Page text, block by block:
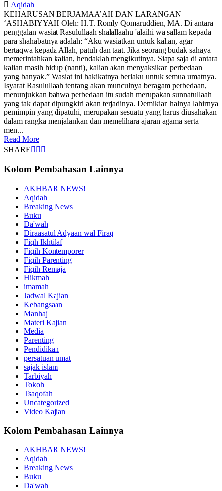
Aqidah
KEHARUSAN BERJAMAA’AH DAN LARANGAN
‘ASHABIYYAH Oleh: H.T. Romly Qomaruddien, MA. Di antara
penggalan wasiat Rasulullaah shalallaahu 'alaihi wa sallam kepada
para shahabatnya adalah: “Aku wasiatkan untuk kalian, agar
bertaqwa kepada Allah, patuh dan taat. Jika seorang budak sahaya
memerintahkan kalian, hendaklah mengikutinya. Siapa saja di antara
kalian masih hidup (nanti), kalian akan menyaksikan perbedaan
yang banyak.” Wasiat ini hakikatnya berlaku untuk semua umatnya.
Isyarat Rasulullaah tentang akan munculnya beragam perbedaan,
menunjukkan bahwa perbedaan itu sudah merupakan sunnatullaah
yang tak dapat dipungkiri akan terjadinya. Demikian halnya lahirnya
pemimpin yang dipatuhi, merupakan sesuatu yang harus diusahakan
dalam rangka menjalankan dan memelihara ajaran agama serta
men...
Read More
SHARE
Kolom Pembahasan Lainnya
AKHBAR NEWS!
Aqidah
Breaking News
Buku
Da'wah
Diraasatul Adyaan wal Firaq
Fiqh Ikhtilaf
Fiqih Kontemporer
Fiqih Parenting
Fiqih Remaja
Hikmah
imamah
Jadwal Kajian
Kebangsaan
Manhaj
Materi Kajian
Media
Parenting
Pendidikan
persatuan umat
sajak islam
Tarbiyah
Tokoh
Tsaqofah
Uncategorized
Video Kajian
Kolom Pembahasan Lainnya
AKHBAR NEWS!
Aqidah
Breaking News
Buku
Da'wah